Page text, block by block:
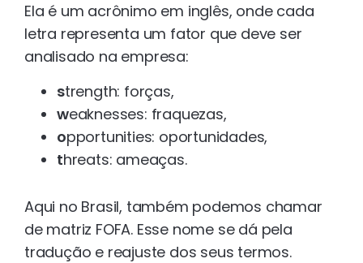
Ela é um acrônimo em inglês, onde cada
letra representa um fator que deve ser
analisado na empresa:
strength: forças,
weaknesses: fraquezas,
opportunities: oportunidades,
threats: ameaças.
Aqui no Brasil, também podemos chamar
de matriz FOFA. Esse nome se dá pela
tradução e reajuste dos seus termos.